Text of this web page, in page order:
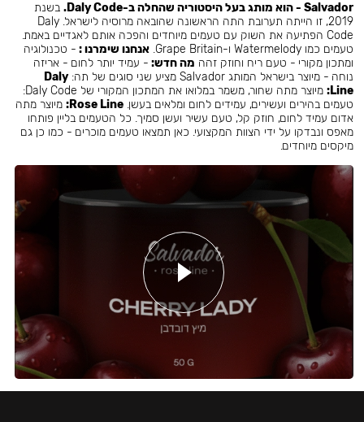
Salvador - הוא מותג בעל היסטוריה שהחלה ב-Daly Code.
בשנת
2019, זו הייתה תערובת התה הראשונה שהובאה מרוסיה לישראל. Daly
Code הפתיעה את השוק עם טעמים מיוחדים והפכה אותם לאגדיים באמת.
טעמים כמו Watermelody ו-Grape Britain.
אנחנו שימרנו : - טכנולוגיה
ומתכון מקורי - טעם ריח וחוזק זהה מה חדש: - עמיד יותר לחום - אריזה
נוחה - מיוצר בישראל המותג Salvador מציע שני סוגים של תה:
Daly
Line:
מיוצר מתה שחור, משמר במלואו את המתכון המקורי של Daly Code:
טעמים בהירים ועשירים, עמידים לחום ומלאים בעשן.Rose Line: מיוצר מתה
אדום עמיד לחום, חוזק קל, טעם עשיר ועשן סמיך. כל הטעמים בליין פותחו
מאפס ונבדקו על ידי הצוות המקצועי. כאן תמצאו טעמים מוכרים - כמו כן גם
מיקסים מיוחדים.